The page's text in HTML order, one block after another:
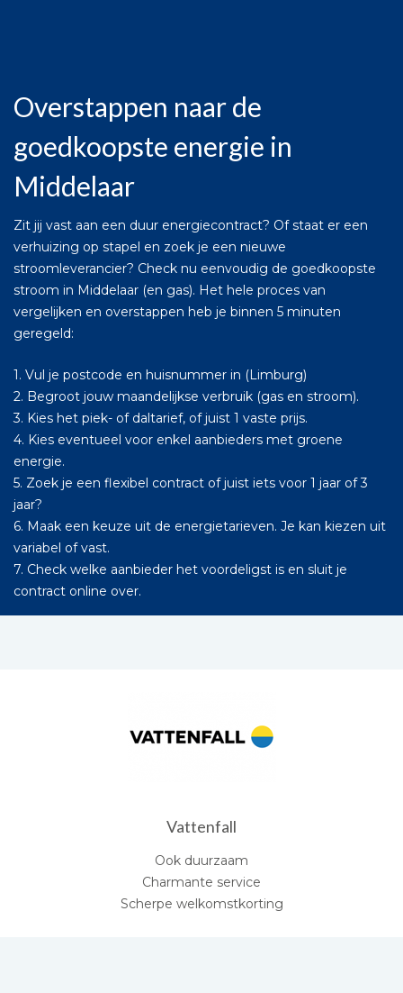
Overstappen naar de
goedkoopste energie in
Middelaar
Zit jij vast aan een duur energiecontract? Of staat er een
verhuizing op stapel en zoek je een nieuwe
stroomleverancier? Check nu eenvoudig de goedkoopste
stroom in Middelaar (en gas). Het hele proces van
vergelijken en overstappen heb je binnen 5 minuten
geregeld:
1. Vul je postcode en huisnummer in (Limburg)
2. Begroot jouw maandelijkse verbruik (gas en stroom).
3. Kies het piek- of daltarief, of juist 1 vaste prijs.
4. Kies eventueel voor enkel aanbieders met groene
energie.
5. Zoek je een flexibel contract of juist iets voor 1 jaar of 3
jaar?
6. Maak een keuze uit de energietarieven. Je kan kiezen uit
variabel of vast.
7. Check welke aanbieder het voordeligst is en sluit je
contract online over.
Vattenfall
Ook duurzaam
Charmante service
Scherpe welkomstkorting